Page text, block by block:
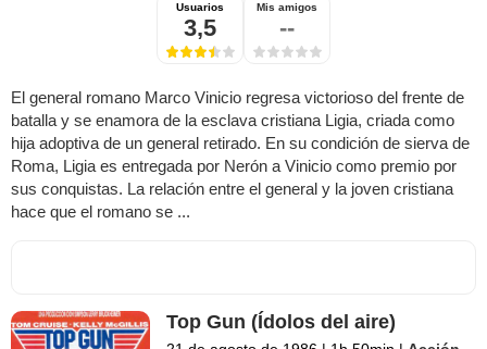
Usuarios
3,5
Mis amigos
--
El general romano Marco Vinicio regresa victorioso del frente de
batalla y se enamora de la esclava cristiana Ligia, criada como
hija adoptiva de un general retirado. En su condición de sierva de
Roma, Ligia es entregada por Nerón a Vinicio como premio por
sus conquistas. La relación entre el general y la joven cristiana
hace que el romano se ...
Top Gun (Ídolos del aire)